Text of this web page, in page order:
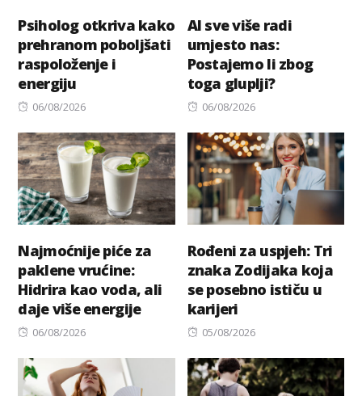
Psiholog otkriva kako
prehranom poboljšati
raspoloženje i
energiju
Posted
06/08/2026
AI sve više radi
umjesto nas:
Postajemo li zbog
toga gluplji?
Posted
06/08/2026
Najmoćnije piće za
paklene vrućine:
Hidrira kao voda, ali
daje više energije
Posted
06/08/2026
Rođeni za uspjeh: Tri
znaka Zodijaka koja
se posebno ističu u
karijeri
Posted
05/08/2026